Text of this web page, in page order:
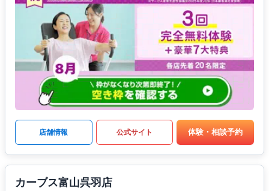
店舗情報 公式サイト 体験・相談予約
カーブス富山呉羽店